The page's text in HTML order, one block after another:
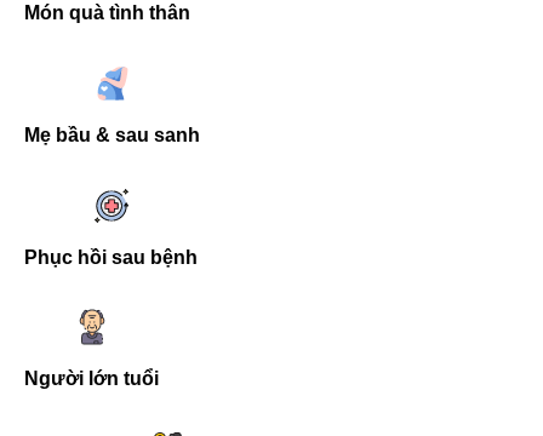
Món quà tình thân
Mẹ bầu & sau sanh
Phục hồi sau bệnh
Người lớn tuổi